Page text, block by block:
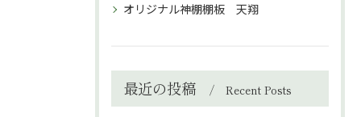
オリジナル神棚棚板 天翔
最近の投稿 Recent Posts